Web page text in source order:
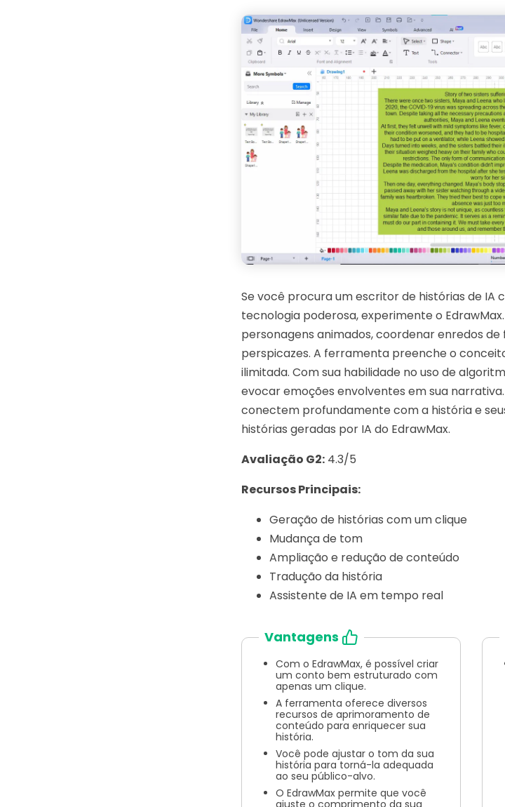
Se você procura um escritor de histórias de IA
tecnologia poderosa, experimente o
personagens animados, coordenar enredos
perspicazes. A ferramenta preenche o
ilimitada. Com sua habilidade no uso de
evocar emoções envolventes em sua
conectem profundamente com a história e
histórias geradas por IA do EdrawMax.
Avaliação G2: 4.3/5
Recursos Principais:
Geração de histórias com um clique
Mudança de tom
Ampliação e redução de conteúdo
Tradução da história
Assistente de IA em tempo real
Vantagens
Com o EdrawMax, é possível criar
um conto bem estruturado com
apenas um clique.
A ferramenta oferece diversos
recursos de aprimoramento de
conteúdo para enriquecer sua
história.
Você pode ajustar o tom da sua
história para torná-la adequada
ao seu público-alvo.
O EdrawMax permite que você